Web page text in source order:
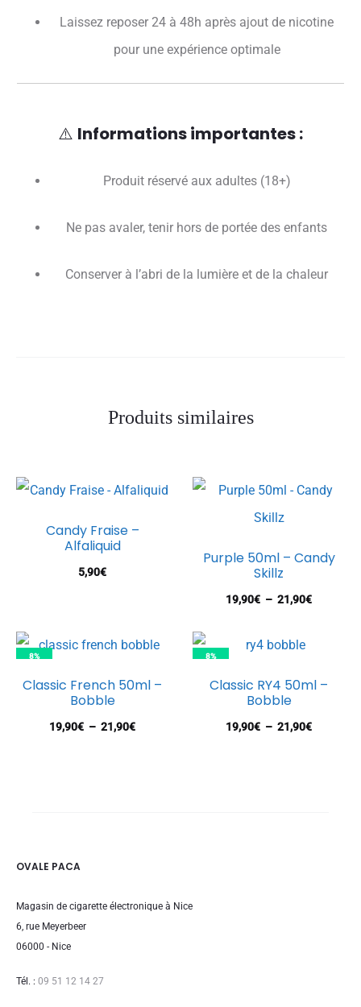
Laissez reposer 24 à 48h après ajout de nicotine
pour une expérience optimale
⚠️ Informations importantes :
Produit réservé aux adultes (18+)
Ne pas avaler, tenir hors de portée des enfants
Conserver à l’abri de la lumière et de la chaleur
Produits similaires
Candy Fraise –
Alfaliquid
5,90€
Purple 50ml – Candy
Skillz
19,90€ – 21,90€Plage
21,90€
8%
Classic French 50ml –
Bobble
19,90€ – 21,90€Plage
8%
Classic RY4 50ml –
Bobble
19,90€ – 21,90€Plage
OVALE PACA
Magasin de cigarette électronique à Nice
6, rue Meyerbeer
06000 - Nice
Tél. : 09 51 12 14 27